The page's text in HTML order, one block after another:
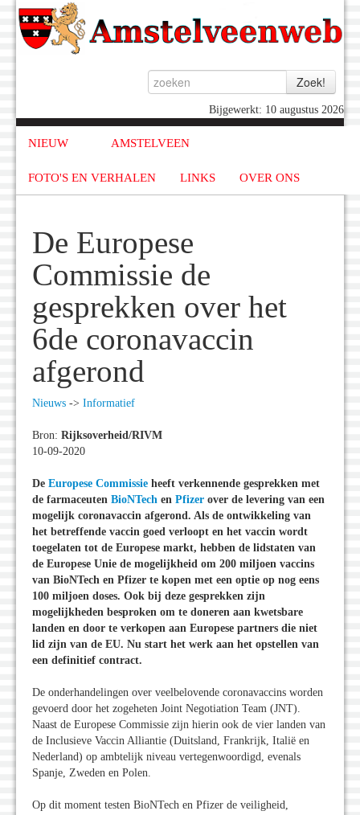
Bijgewerkt: 10 augustus 2026
NIEUW AMSTELVEEN
FOTO'S EN VERHALEN LINKS OVER ONS
De Europese
Commissie de
gesprekken over het
6de coronavaccin
afgerond
Nieuws -> Informatief
Bron: Rijksoverheid/RIVM
10-09-2020
De Europese Commissie heeft verkennende gesprekken met
de farmaceuten BioNTech en Pfizer over de levering van een
mogelijk coronavaccin afgerond. Als de ontwikkeling van
het betreffende vaccin goed verloopt en het vaccin wordt
toegelaten tot de Europese markt, hebben de lidstaten van
de Europese Unie de mogelijkheid om 200 miljoen vaccins
van BioNTech en Pfizer te kopen met een optie op nog eens
100 miljoen doses. Ook bij deze gesprekken zijn
mogelijkheden besproken om te doneren aan kwetsbare
landen en door te verkopen aan Europese partners die niet
lid zijn van de EU. Nu start het werk aan het opstellen van
een definitief contract.
De onderhandelingen over veelbelovende coronavaccins worden
gevoerd door het zogeheten Joint Negotiation Team (JNT).
Naast de Europese Commissie zijn hierin ook de vier landen van
de Inclusieve Vaccin Alliantie (Duitsland, Frankrijk, Italië en
Nederland) op ambtelijk niveau vertegenwoordigd, evenals
Spanje, Zweden en Polen.
Op dit moment testen BioNTech en Pfizer de veiligheid,